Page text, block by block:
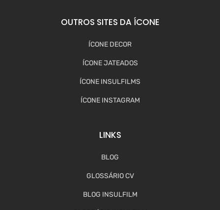
OUTROS SITES DA ÍCONE
ÍCONE DECOR
ÍCONE JATEADOS
ÍCONE INSULFILMS
ÍCONE INSTAGRAM
LINKS
BLOG
GLOSSÁRIO CV
BLOG INSULFILM